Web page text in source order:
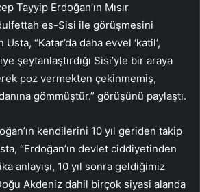
Tayyip Erdoğan’ın Mısır
es-Sisi ile görüşmesini
“Katar’da daha evvel ‘katil’,
şeytanlaştırdığı Sisi’yle bir araya
poz vermekten çekinmemiş,
gömmüştür.” görüşünü paylaştı.
kendilerini 10 yıl geriden takip
“Erdoğan’ın devlet ciddiyetinden
anlayışı, 10 yıl sonra geldiğimiz
Akdeniz dahil birçok siyasi alanda